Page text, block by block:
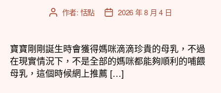
文
者
作者: 恬點
文
佈
日
期
2026 年 8 月 4 日
寶寶剛剛誕生時會獲得媽咪滴滴珍貴的母乳，不過
在現實情況下，不是全部的媽咪都能夠順利的哺餵
母乳，這個時候網上推薦 […]